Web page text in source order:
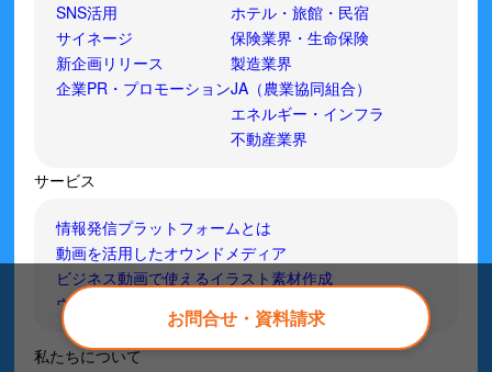
お問合せ・資料請求
SNS活用
サイネージ
新企画リリース
企業PR・プロモーション
ホテル・旅館・民宿
保険業界・生命保険
製造業界
JA（農業協同組合）
エネルギー・インフラ
不動産業界
サービス
情報発信プラットフォームとは
動画を活用したオウンドメディア
ビジネス動画で使えるイラスト素材作成
ウェブCM動画制作
私たちについて